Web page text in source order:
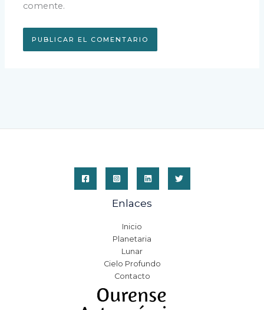
comente.
Enlaces
Inicio
Planetaria
Lunar
Cielo Profundo
Contacto